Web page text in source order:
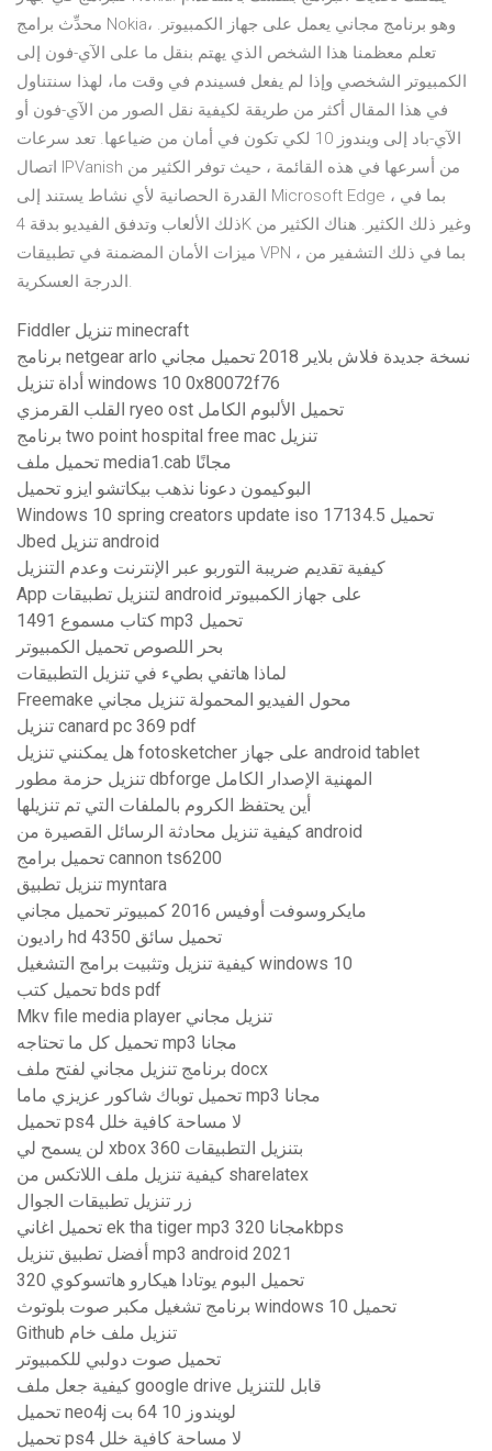
محدِّث برامج Nokia، وهو برنامج مجاني يعمل على جهاز الكمبيوتر.
تعلم معظمنا هذا الشخص الذي يهتم بنقل ما على الآي-فون إلى
الكمبيوتر الشخصي وإذا لم يفعل فسيندم في وقت ما، لهذا سنتناول
في هذا المقال أكثر من طريقة لكيفية نقل الصور من الآي-فون أو
الآي-باد إلى ويندوز 10 لكي تكون في أمان من ضياعها. تعد سرعات
اتصال IPVanish من أسرعها في هذه القائمة ، حيث توفر الكثير من
القدرة الحصانية لأي نشاط يستند إلى Microsoft Edge ، بما في
ذلك الألعاب وتدفق الفيديو بدقة 4K وغير ذلك الكثير. هناك الكثير من
ميزات الأمان المضمنة في تطبيقات VPN ، بما في ذلك التشفير من
الدرجة العسكرية.
Fiddler تنزيل minecraft
برنامج netgear arlo نسخة جديدة فلاش بلاير 2018 تحميل مجاني
أداة تنزيل windows 10 0x80072f76
القلب القرمزي ryeo ost تحميل الألبوم الكامل
برنامج two point hospital free mac تنزيل
تحميل ملف media1.cab مجانًا
البوكيمون دعونا نذهب بيكاتشو ايزو تحميل
Windows 10 spring creators update iso 17134.5 تحميل
Jbed تنزيل android
كيفية تقديم ضريبة التوربو عبر الإنترنت وعدم التنزيل
App لتنزيل تطبيقات android على جهاز الكمبيوتر
1491 كتاب مسموع mp3 تحميل
بحر اللصوص تحميل الكمبيوتر
لماذا هاتفي بطيء في تنزيل التطبيقات
Freemake محول الفيديو المحمولة تنزيل مجاني
تنزيل canard pc 369 pdf
هل يمكنني تنزيل fotosketcher على جهاز android tablet
تنزيل حزمة مطور dbforge المهنية الإصدار الكامل
أين يحتفظ الكروم بالملفات التي تم تنزيلها
كيفية تنزيل محادثة الرسائل القصيرة من android
تحميل برامج cannon ts6200
تنزيل تطبيق myntara
مايكروسوفت أوفيس 2016 كمبيوتر تحميل مجاني
راديون hd 4350 تحميل سائق
كيفية تنزيل وتثبيت برامج التشغيل windows 10
تحميل كتب bds pdf
Mkv file media player تنزيل مجاني
تحميل كل ما تحتاجه mp3 مجانا
برنامج تنزيل مجاني لفتح ملف docx
تحميل توباك شاكور عزيزي ماما mp3 مجانا
تحميل ps4 لا مساحة كافية خلل
لن يسمح لي xbox 360 بتنزيل التطبيقات
كيفية تنزيل ملف اللاتكس من sharelatex
زر تنزيل تطبيقات الجوال
تحميل اغاني ek tha tiger mp3 مجانا 320kbps
أفضل تطبيق تنزيل mp3 android 2021
تحميل البوم يوتادا هيكارو هاتسوكوي 320
برنامج تشغيل مكبر صوت بلوتوث windows 10 تحميل
Github تنزيل ملف خام
تحميل صوت دولبي للكمبيوتر
كيفية جعل ملف google drive قابل للتنزيل
تحميل neo4j لويندوز 10 64 بت
تحميل ps4 لا مساحة كافية خلل